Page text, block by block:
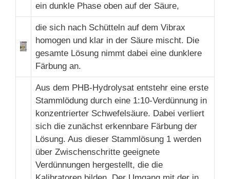
ein dunkle Phase oben auf der Säure,
die sich nach Schütteln auf dem Vibrax
homogen und klar in der Säure mischt. Die
gesamte Lösung nimmt dabei eine dunklere
Färbung an.
Aus dem PHB-Hydrolysat entstehr eine erste
Stammlödung durch eine 1:10-Verdünnung in
konzentrierter Schwefelsäure. Dabei verliert
sich die zunächst erkennbare Färbung der
Lösung. Aus dieser Stammlösung 1 werden
über Zwischenschritte geeignete
Verdünnungen hergestellt, die die